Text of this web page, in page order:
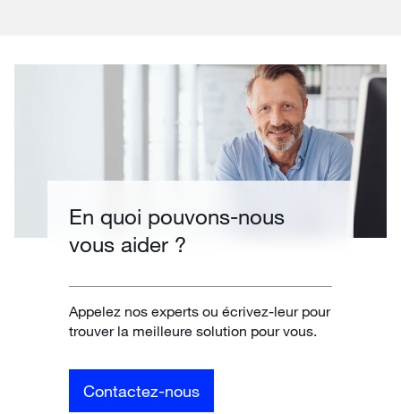
En quoi pouvons-nous
vous aider ?
Appelez nos experts ou écrivez-leur pour
trouver la meilleure solution pour vous.
Contactez-nous